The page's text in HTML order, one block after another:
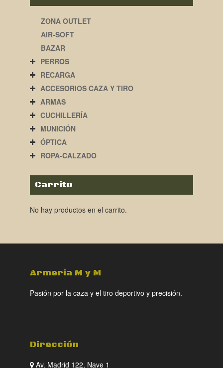
ZONA OUTLET
AIR-SOFT
BAZAR
PERROS
RECARGA
ACCESORIOS CAZA Y TIRO
ARMAS
CUCHILLERÍA
MUNICIÓN
ÓPTICA
ROPA-CALZADO
Carrito
No hay productos en el carrito.
Armeria M y M
Pasión por la caza y el tiro deportivo y precisión.
Dirección
Av. Madrid 122, Nave 1